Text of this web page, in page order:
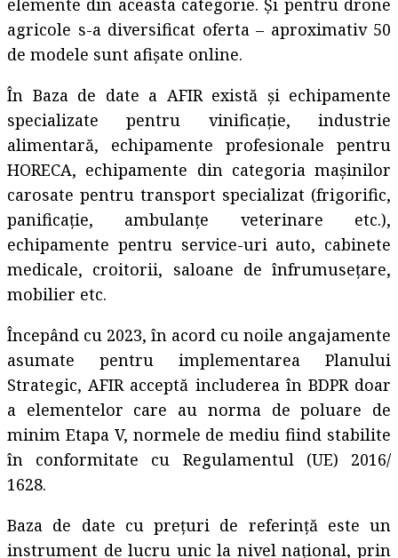
elemente din aceasta categorie. Și pentru drone
agricole s-a diversificat oferta – aproximativ 50
de modele sunt afișate online.
În Baza de date a AFIR există și echipamente
specializate pentru vinificație, industrie
alimentară, echipamente profesionale pentru
HORECA, echipamente din categoria mașinilor
carosate pentru transport specializat (frigorific,
panificație, ambulanțe veterinare etc.),
echipamente pentru service-uri auto, cabinete
medicale, croitorii, saloane de înfrumusețare,
mobilier etc.
Începând cu 2023, în acord cu noile angajamente
asumate pentru implementarea Planului
Strategic, AFIR acceptă includerea în BDPR doar
a elementelor care au norma de poluare de
minim Etapa V, normele de mediu fiind stabilite
în conformitate cu Regulamentul (UE) 2016/
1628.
Baza de date cu prețuri de referință este un
instrument de lucru unic la nivel național, prin